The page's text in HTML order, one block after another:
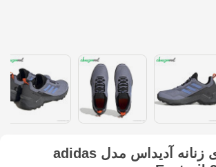
کفش پیاده روی زنانه آدیداس مدل adidas